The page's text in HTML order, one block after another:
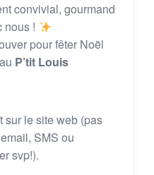
convivial, gourmand
nous !
pour fêter Noël
P’tit Louis
sur le site web (pas
SMS ou
svp!).